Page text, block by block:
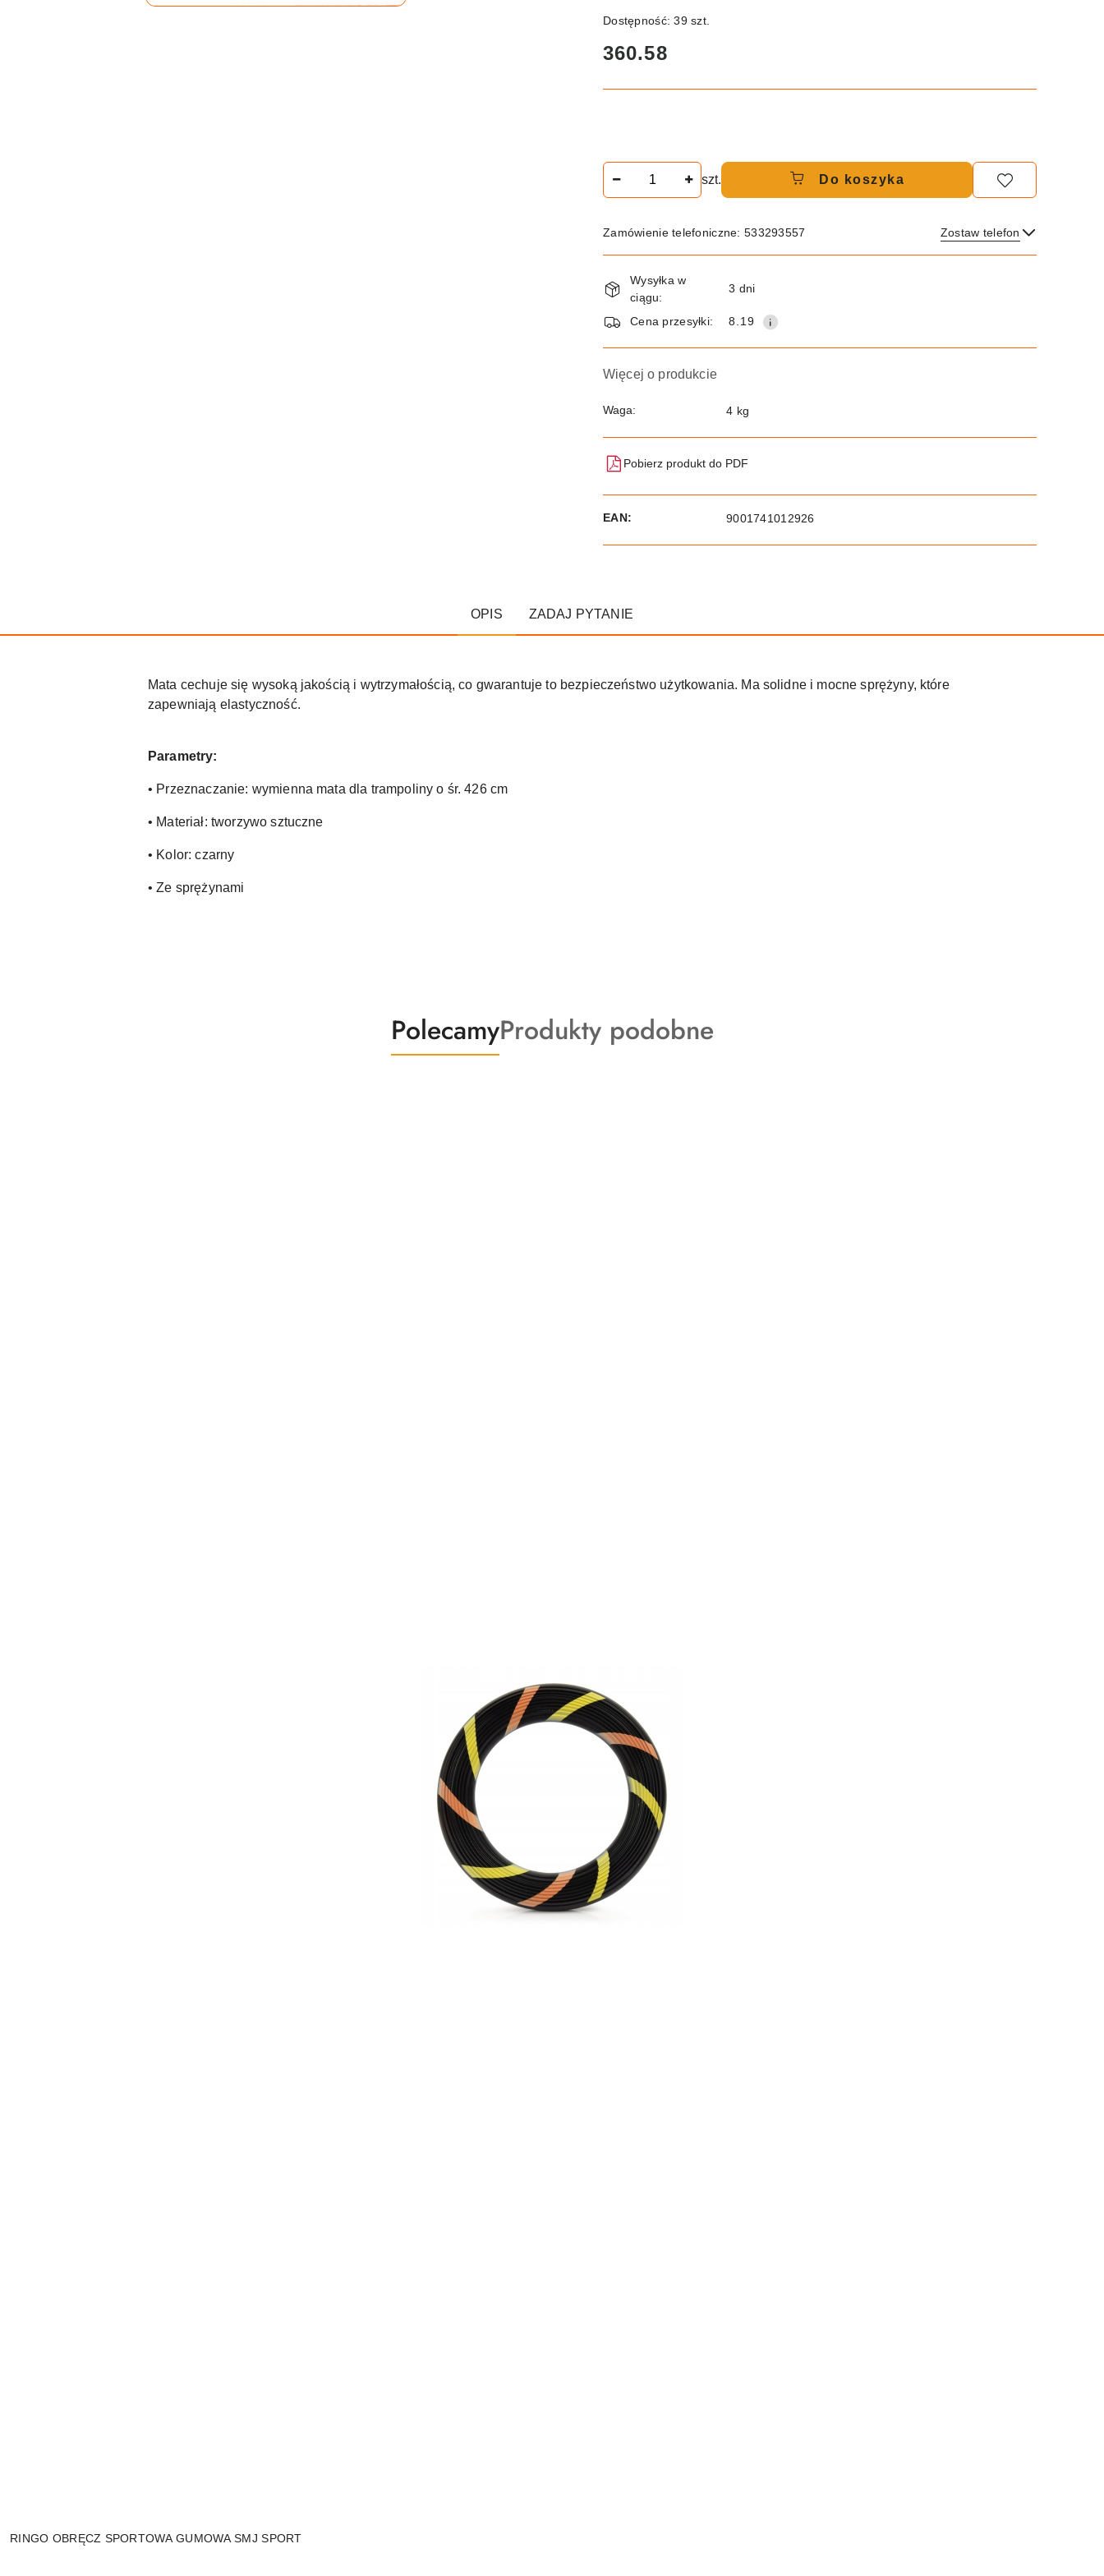
Dostępność:39szt.
cena:
360.58
szt. Do koszyka
Zamówienie telefoniczne: 533293557 Zostaw telefon
Wyślij
Dostępność
i
dostawa
Wysyłka w
ciągu:
3 dni
Cena przesyłki: 8.19
Więcej o produkcie
Waga: 4 kg
Pobierz produkt do PDF
EAN: 9001741012926
OPIS ZADAJ PYTANIE
Mata cechuje się wysoką jakością i wytrzymałością, co gwarantuje to bezpieczeństwo użytkowania. Ma solidne i mocne sprężyny, które
zapewniają elastyczność.
Parametry:
• Przeznaczanie: wymienna mata dla trampoliny o śr. 426 cm
• Materiał: tworzywo sztuczne
• Kolor: czarny
• Ze sprężynami
Produkty
o
PolecamyProdukty
o
Produkty podobne
RINGO OBRĘCZ SPORTOWA GUMOWA SMJ SPORT